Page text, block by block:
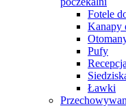
Fotele
Kanapy
Pufy
Ławki